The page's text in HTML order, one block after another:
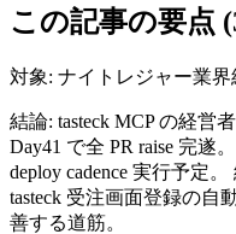
この記事の要点
対象: ナイトレジャー業
結論: tasteck MCP の経営
Day41 で全 PR raise 完遂
deploy cadence 実行予定
tasteck 受注画面登録の自
善する道筋。